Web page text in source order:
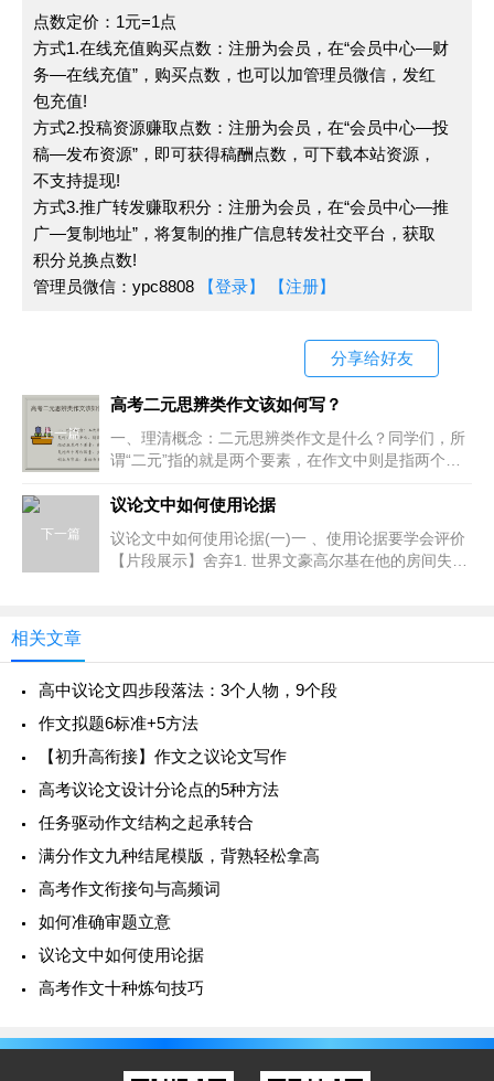
同的国度有着不同的土地，不同的风不同的雨不同的阳
光，灌溉出不同的思维与精神，并在上面牢牢地打上了
民族的标签。（高考作文《解读世界的眼睛》）
例三 一位伟人说：“喜欢聆听的民族是一个智慧的民
族。”狂妄自大的民族不喜欢聆听，只喜欢征服，他们
的傲慢遮挡了他们的视线；闭关自守的民族不喜欢聆
听，只会沾沾自喜，他们坐井观天，妨碍了他们的见
识；急功近利的民族不喜欢聆听，只知浮在表面，他们
浅尝辄止，缺乏深厚的内涵。因此，我们要学会聆听。
这将使我们虚怀若谷，博采众长，锐意进取；这将使我
们胸怀远大，视野宽广，开拓创新；这将使我们高瞻远
瞩，潜心探索，内涵深厚。
是演绎出了深刻、丰厚，给人无限启迪。
3、比喻式整句
比喻式整句，就是运用一系列比喻，用形象、具体、
感性的事物，来表达抽象的深邃的内蕴的语段。
例一生活是什么？不同的人有不同的看法。有人说生活
如酒。童年就像鸡尾酒，色彩斑斓，甜美之味令人回
你五脏六腑都会灼热；老年就像葡萄酒，久存弥香，滴
滴让你感受到香中之甜。（高考作文《生活是什么》）
例二梦是天边飘浮的一朵悠悠的黄云，梦是山沟里升起
的一束淡淡的青烟，梦是巫山峡壁上缀着的那团闲适的
风染绿了的秃枝，拂开了红桃白李银梨粉杏的芳裙，梦
是一道伸向河里的若隐若现的彩虹……
比喻，是令人遐想的，是文学语言的最好注脚。如果在
高考中能够有一颗本色的心，有一颗捕捉自然的美丽的
出。
、假设式整句
假设式整句，就是利用假设的句式来组织语段，利用
点数定价：1元=1点
方式1.在线充值购买点数：注册为会员，在“会员中心—财
务—在线充值”，购买点数，也可以加管理员微信，发红
包充值!
方式2.投稿资源赚取点数：注册为会员，在“会员中心—投
稿—发布资源”，即可获得稿酬点数，可下载本站资源，
不支持提现!
方式3.推广转发赚取积分：注册为会员，在“会员中心—推
广—复制地址”，将复制的推广信息转发社交平台，获取
积分兑换点数!
管理员微信：ypc8808
【登录】 【注册】
分享给好友
上一篇
高考二元思辨类作文该如何写？
一、理清概念：二元思辨类作文是什么？同学们，所
谓“二元”指的就是两个要素，在作文中则是指两个写
成规与因时而变等。所谓“思辨”只是
下一篇
议论文中如何使用论据
议论文中如何使用论据(一)一 、使用论据要学会评价
【片段展示】舍弃1. 世界文豪高尔基在他的房间失火
相关文章
高中议论文四步段落法：3个人物，9个段
作文拟题6标准+5方法
【初升高衔接】作文之议论文写作
高考议论文设计分论点的5种方法
任务驱动作文结构之起承转合
满分作文九种结尾模版，背熟轻松拿高
高考作文衔接句与高频词
如何准确审题立意
议论文中如何使用论据
高考作文十种炼句技巧